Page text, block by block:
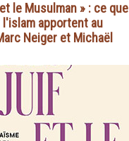
le Musulman » : ce que
l'islam apportent au
Neiger et Michaël